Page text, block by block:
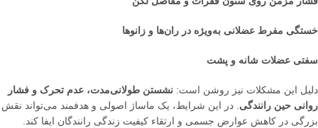
خستگی مفرط عضلانی به‌ویژه در ران‌ها و زانوها
سفتی عضلات شانه و پشت
دلیل این مشکلات نیز روشن است: نشستن طولانی‌مدت، عدم تحرک و فشار
روانی حین رانندگی. در این شرایط، یک ماساژ اصولی و هدفمند می‌تواند نقش
بزرگی در کاهش عوارض جسمی و ارتقاء کیفیت زندگی رانندگان ایفا کند.